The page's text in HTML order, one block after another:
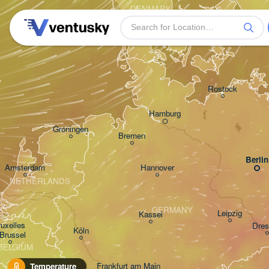
Temperature
DENMARK
Hamburg
Köln
Amsterdam
Frankfurt am Main
Bremen
Hannover
Kassel
Groningen
GERMANY
NETHERLANDS
Berlin
København
Leipzig
Rostock